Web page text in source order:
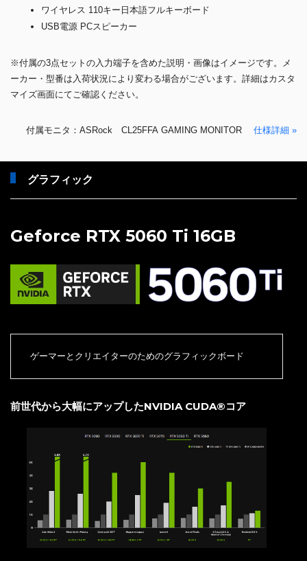
ワイヤレス 110キー日本語フルキーボード
USB電源 PCスピーカー
※付属の3点セットの入力端子を含めた説明・画像はイメージです。メ
ーカー・型番は入荷状況により変わる場合がございます。詳細はカスタ
マイズ画面にてご確認ください。
付属モニタ：ASRock CL25FFA GAMING MONITOR 仕様詳細 »
グラフィック
Geforce RTX 5060 Ti 16GB
ゲーマーとクリエイターのためのグラフィックボード
前世代から大幅にアップしたNVIDIA CUDA®コア